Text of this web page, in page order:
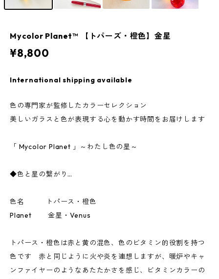
Mycolor Planet™ 【トパーズ・橙色】金星
¥8,800
International shipping available
色の専門家が監修したカラーセレクション
美しいガラスと色が表現する心を動かす時間をお届けします
「 Mycolor Planet 」～わたし色の星～
◆色と星の繋がり…
色名 トパース・橙色
Planet 金星・Venus
トパース・橙色は赤と黄の混色、色のビタミン的役割を持つ
色です 赤と同じように火や炎を連想しますが、暖炉やキャ
ンファイヤーのようなあたたかさを感じ、ビタミンカラーの